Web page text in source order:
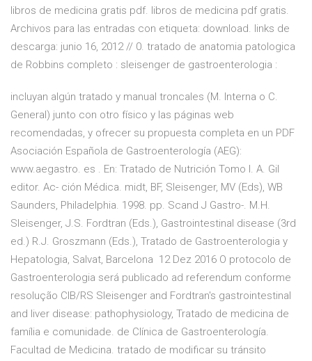
libros de medicina gratis pdf. libros de medicina pdf gratis.
Archivos para las entradas con etiqueta: download. links de
descarga: junio 16, 2012 // 0. tratado de anatomia patologica
de Robbins completo : sleisenger de gastroenterologia :
incluyan algún tratado y manual troncales (M. Interna o C.
General) junto con otro físico y las páginas web
recomendadas, y ofrecer su propuesta completa en un PDF
Asociación Española de Gastroenterología (AEG):
www.aegastro. es . En: Tratado de Nutrición Tomo I. A. Gil
editor. Ac- ción Médica. midt, BF, Sleisenger, MV (Eds), WB
Saunders, Philadelphia. 1998. pp. Scand J Gastro-. M.H.
Sleisenger, J.S. Fordtran (Eds.), Gastrointestinal disease (3rd
ed.) R.J. Groszmann (Eds.), Tratado de Gastroenterologia y
Hepatologia, Salvat, Barcelona 12 Dez 2016 O protocolo de
Gastroenterologia será publicado ad referendum conforme
resolução CIB/RS Sleisenger and Fordtran's gastrointestinal
and liver disease: pathophysiology, Tratado de medicina de
família e comunidade. de Clínica de Gastroenterología.
Facultad de Medicina. tratado de modificar su tránsito